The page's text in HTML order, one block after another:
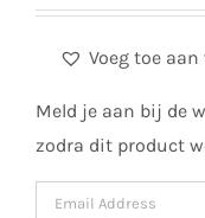
Voeg toe
Meld je aan bij de
zodra dit product
Enter